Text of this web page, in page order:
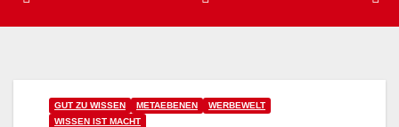
GUT ZU WISSEN METAEBENEN
WERBEWELT
WISSEN IST MACHT